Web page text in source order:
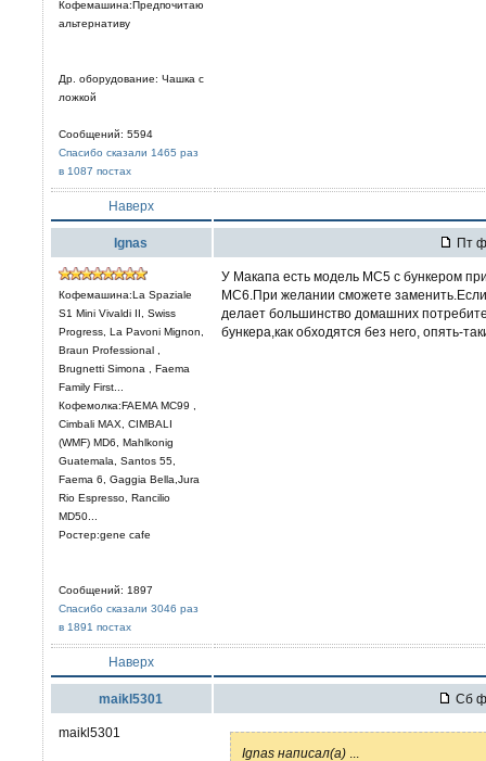
Кофемашина:Предпочитаю
альтернативу
Др. оборудование: Чашка с
ложкой
Сообщений: 5594
Спасибо сказали 1465 раз
в 1087 постах
Наверх
Ignas Пт
Кофемашина:La Spaziale
S1 Mini Vivaldi II, Swiss
Progress, La Pavoni Mignon,
Braun Professional ,
Brugnetti Simona , Faema
Family First...
Кофемолка:FAEMA MC99 ,
Cimbali MAX, CIMBALI
(WMF) MD6, Mahlkonig
Guatemala, Santos 55,
Faema 6, Gaggia Bella,Jura
Rio Espresso, Rancilio
MD50...
Ростер:gene cafe
Сообщений: 1897
Спасибо сказали 3046 раз
в 1891 постах
У Макапа есть модель МС5 с бункером
МС6.При желании сможете
делает большинство домашних
бункера,как обходятся без него, опять-
Наверх
maikl5301 Сб
maikl5301
Ignas написал(а)